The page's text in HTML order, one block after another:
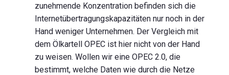
zunehmende Konzentration befinden sich die
Internetübertragungskapazitäten nur noch in der
Hand weniger Unternehmen. Der Vergleich mit
dem Ölkartell OPEC ist hier nicht von der Hand
zu weisen. Wollen wir eine OPEC 2.0, die
bestimmt, welche Daten wie durch die Netze